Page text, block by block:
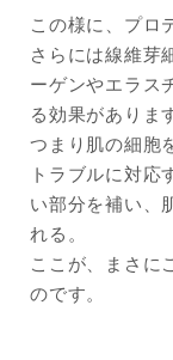
この様に、プロ
さらには線維芽
ーゲンやエラス
る効果がありま
つまり肌の細胞
トラブルに対応
い部分を補い、
れる。
ここが、まさに
のです。